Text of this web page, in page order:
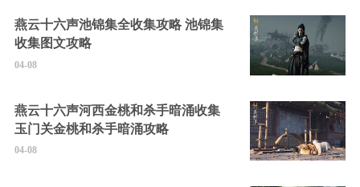
燕云十六声池锦集全收集攻略 池锦集
收集图文攻略
04-08
燕云十六声河西金桃和杀手暗涌收集
玉门关金桃和杀手暗涌攻略
04-08